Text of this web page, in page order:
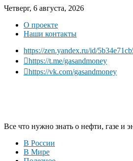
Четверг, 6 августа, 2026
О проекте
Наши контакты
https://zen.yandex.ru/id/
https://t.me/gasandmoney
https://vk.com/gasandmoney
Все что нужно знать о нефти, газе и
В России
В Мире